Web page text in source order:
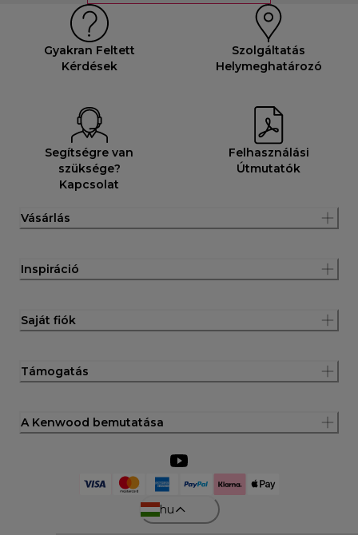
Gyakran Feltett
Kérdések
Szolgáltatás
Helymeghatározó
Segítségre van
szüksége?
Kapcsolat
Felhasználási
Útmutatók
Vásárlás
Inspiráció
Saját fiók
Támogatás
A Kenwood bemutatása
hu